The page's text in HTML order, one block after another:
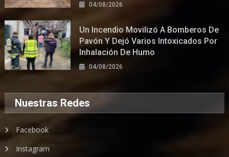
04/08/2026
Un Incendio Movilizó A Bomberos De
Pavón Y Dejó Varios Intoxicados Por
Inhalación De Humo
04/08/2026
Nuestras Redes
Facebook
Instagram